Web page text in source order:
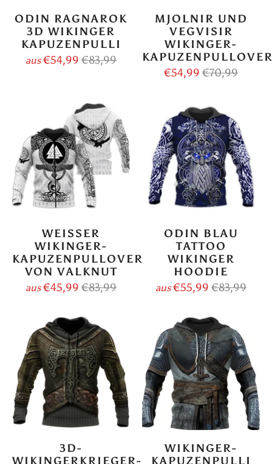
ODIN RAGNAROK
3D WIKINGER
KAPUZENPULLI
aus €54,99 €83,99
MJOLNIR UND
VEGVISIR
WIKINGER-
€54,99 €70,99
WEISSER
WIKINGER-
KAPUZENPULLOVER
VON VALKNUT
aus €45,99 €83,99
ODIN BLAU
TATTOO
WIKINGER
HOODIE
aus €55,99 €83,99
3D-
WIKINGERKRIEGER-
WIKINGER-
KAPUZENPULLI